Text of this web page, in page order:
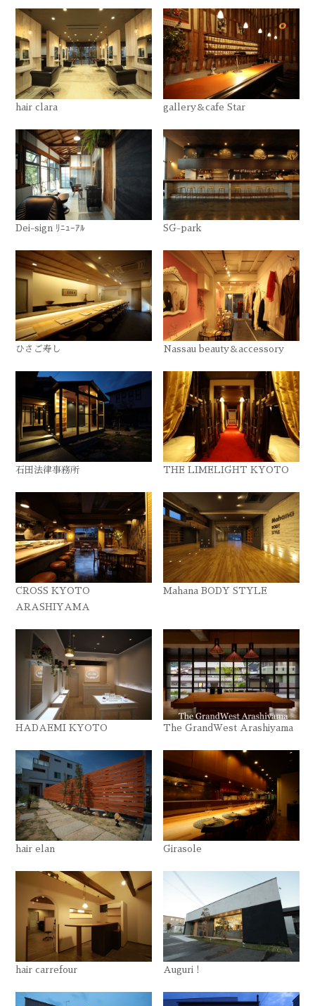
hair clara gallery＆cafe Star
Dei-sign ﾘﾆｭｰｱﾙ SG-park
ひさご寿し Nassau beauty＆accessory
石田法律事務所 THE LIMELIGHT KYOTO
CROSS KYOTO
ARASHIYAMA
Mahana BODY STYLE
HADAEMI KYOTO The GrandWest Arashiyama
hair elan Girasole
hair carrefour Auguri !